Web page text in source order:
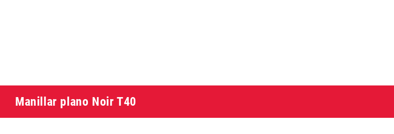
Manillar plano Noir T40